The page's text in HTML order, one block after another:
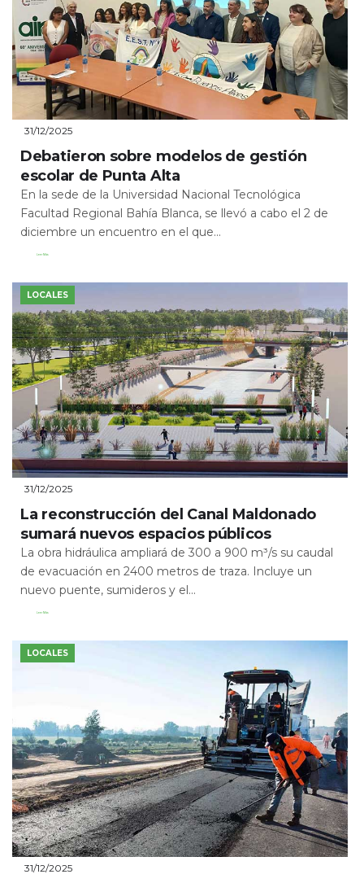
31/12/2025
Debatieron sobre modelos de gestión
escolar de Punta Alta
En la sede de la Universidad Nacional Tecnológica
Facultad Regional Bahía Blanca, se llevó a cabo el 2 de
diciembre un encuentro en el que...
Leer Más
LOCALES
31/12/2025
La reconstrucción del Canal Maldonado
sumará nuevos espacios públicos
La obra hidráulica ampliará de 300 a 900 m³/s su caudal
de evacuación en 2400 metros de traza. Incluye un
nuevo puente, sumideros y el...
Leer Más
LOCALES
31/12/2025